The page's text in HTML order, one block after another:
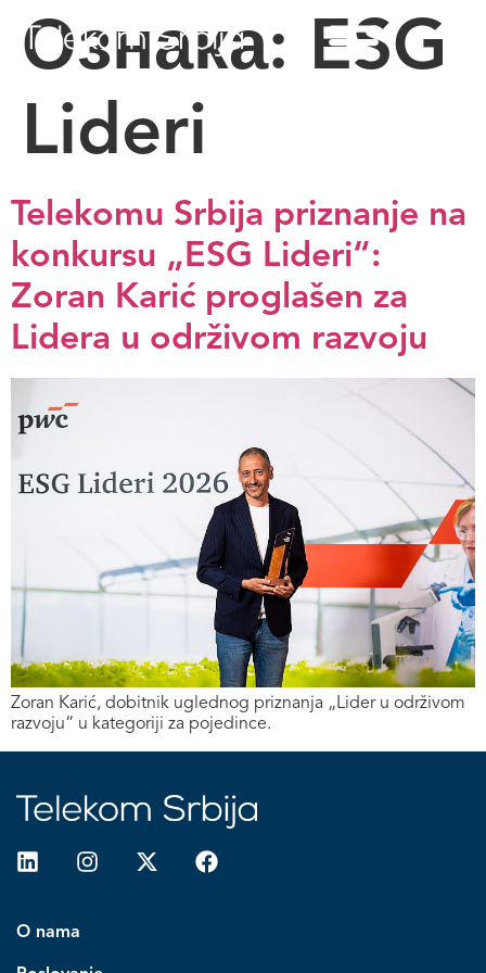
Ознака: ESG
Lideri
Telekomu Srbija priznanje na
konkursu „ESG Lideri“:
Zoran Karić proglašen za
Lidera u održivom razvoju
Zoran Karić, dobitnik uglednog priznanja „Lider u održivom
razvoju“ u kategoriji za pojedince.
O nama